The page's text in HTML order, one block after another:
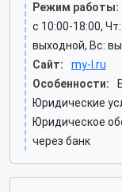
Режим работы:
c 10:00-18:00,
выходной, Вс:
Сайт:
my-l.ru
Особенности:
Юридические
Юридическое
через банк